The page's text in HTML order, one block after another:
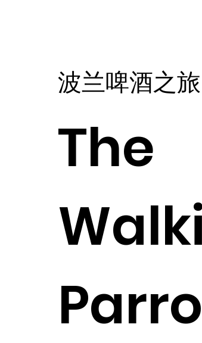
波兰啤酒之旅
The